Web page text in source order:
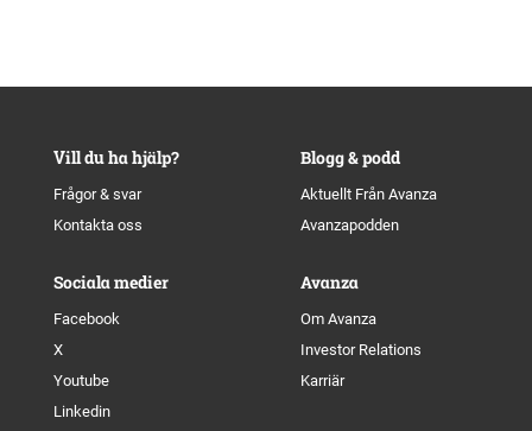
Vill du ha hjälp?
Frågor & svar
Kontakta oss
Blogg & podd
Aktuellt Från Avanza
Avanzapodden
Sociala medier
Facebook
X
Youtube
Linkedin
Avanza
Om Avanza
Investor Relations
Karriär